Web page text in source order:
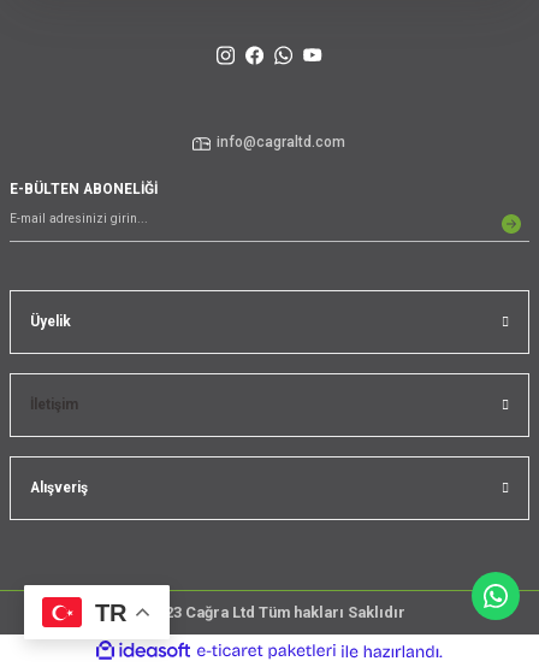
Üyelik
İletişim
Alışveriş
TR
info@cagraltd.com
E-BÜLTEN ABONELİĞİ
@2023 Cağra Ltd Tüm hakları Saklıdır
çember
ideasoft
e-